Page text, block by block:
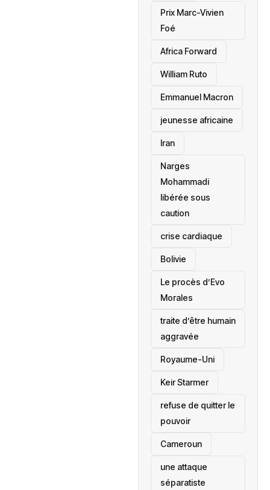
Prix Marc-Vivien
Foé
‎Africa Forward
William Ruto
Emmanuel Macron
jeunesse africaine
‎Iran
Narges
Mohammadi
libérée sous
caution
crise cardiaque
‎Bolivie
Le procès d’Evo
Morales
traite d’être humain
aggravée
‎Royaume-Uni
Keir Starmer
refuse de quitter le
pouvoir
‎Cameroun
une attaque
séparatiste